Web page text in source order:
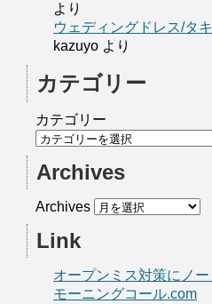
より
ウェディングドレス/タ
kazuyo より
カテゴリー
カテゴリー
Archives
Archives
Link
オープンミス対策にノー
モーニングコール.com